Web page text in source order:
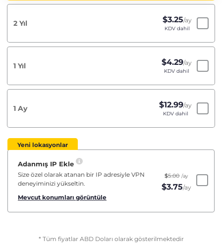
2 Yıl $3.25/ay
KDV dahil
1 Yıl $4.29/ay
KDV dahil
1 Ay $12.99/ay
KDV dahil
Yeni lokasyonlar
Adanmış IP Ekle
Size özel olarak atanan bir IP adresiyle VPN
deneyiminizi yükseltin.
Mevcut konumları görüntüle
$5.00 /ay
$3.75/ay
* Tüm fiyatlar ABD Doları olarak gösterilmektedir